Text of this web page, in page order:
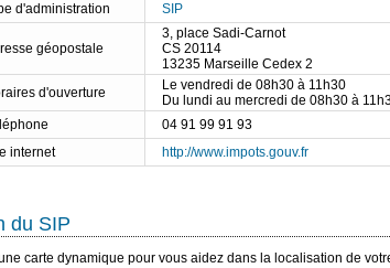
d'administration
SIP
géopostale
3, place Sadi-Carnot
CS 20114
13235 Marseille Cedex 2
d'ouverture
Le vendredi de 08h30 à 11h30
Du lundi au mercredi de 08h30 à
04 91 99 91 93
internet
http://www.impots.gouv.fr
du SIP
carte dynamique pour vous aidez dans la localisation de